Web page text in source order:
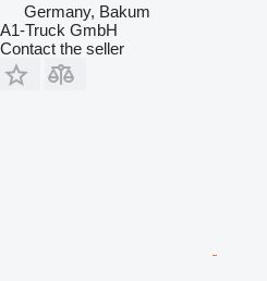
Germany, Bakum
A1-Truck GmbH
Contact the seller